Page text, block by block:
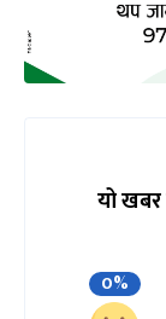
यो
0%